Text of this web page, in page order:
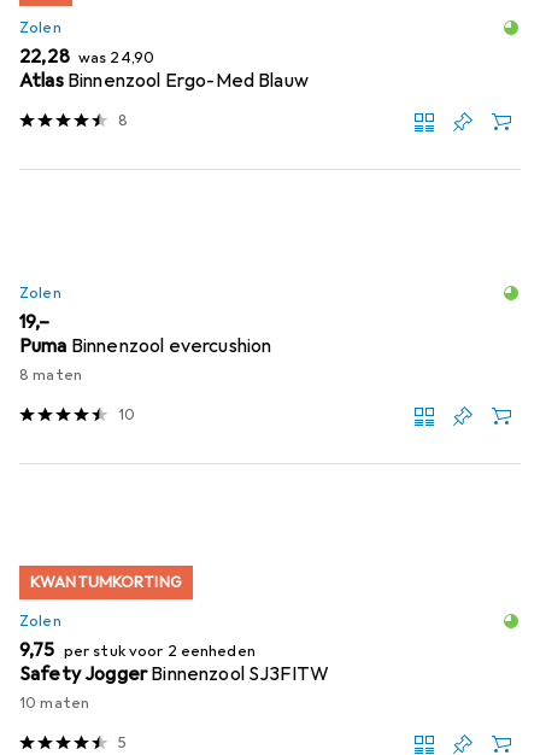
Zolen
EUR
22,28 was EUR
24,90
Atlas Binnenzool Ergo-Med Blauw
8
Zolen
EUR
19,–
Puma Binnenzool evercushion
8 maten
10
KWANTUMKORTING
Zolen
EUR
9,75 per stuk voor 2 eenheden
Safety JoggerBinnenzool SJ3FITW
10 maten
5